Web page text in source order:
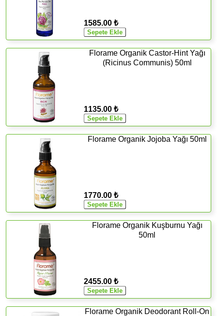
1585.00 ₺
Florame Organik Castor-Hint Yağı
(Ricinus Communis) 50ml
1135.00 ₺
Florame Organik Jojoba Yağı 50ml
1770.00 ₺
Florame Organik Kuşburnu Yağı
50ml
2455.00 ₺
Florame Organik Deodorant Roll-On